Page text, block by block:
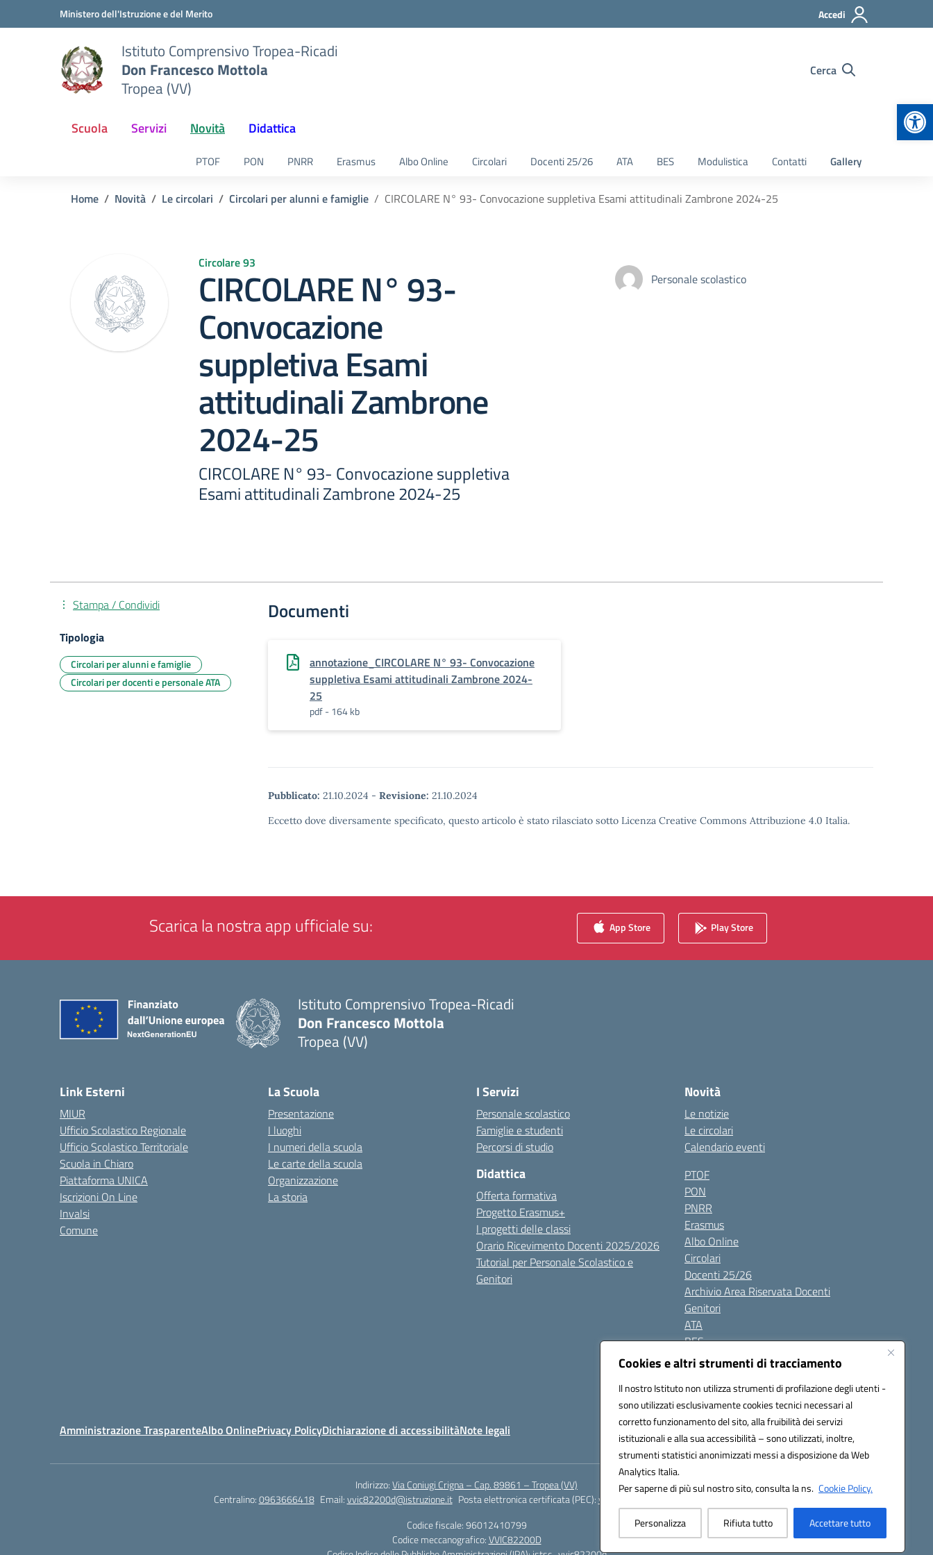
Cookies e altri strumenti di tracciamento
Il nostro Istituto non utilizza strumenti di profilazione degli utenti -
sono utilizzati esclusivamente cookies tecnici necessari al
corretto funzionamento del sito, alla fruibilità dei servizi
istituzionali e alla sua accessibilità – sono utilizzati, inoltre,
strumenti statistici anonimizzati messi a disposizione da Web
Analytics Italia.
Per saperne di più sul nostro sito, consulta la ns. Cookie Policy.
Personalizza Rifiuta tutto Accettare tutto
Vai ai contenuti
Vai al menu di navigazioneMinistero dell'Istruzione e del Merito Accedi
Istituto Comprensivo Tropea-Ricadi
Don Francesco Mottola
Tropea (VV)
Cerca
Scuola Servizi Novità Didattica
PTOF PON PNRR Erasmus Albo Online Circolari Docenti 25/26 ATA BES Modulistica Contatti Gallery
Home Novità Le circolari Circolari per alunni e famiglie CIRCOLARE N° 93- Convocazione suppletiva Esami attitudinali Zambrone 2024-25
Circolare 93
CIRCOLARE N° 93-
Convocazione
suppletiva Esami
attitudinali Zambrone
2024-25
CIRCOLARE N° 93- Convocazione suppletiva
Esami attitudinali Zambrone 2024-25
Personale scolastico
Documenti
annotazione_CIRCOLARE N° 93- Convocazione
suppletiva Esami attitudinali Zambrone 2024-
25
pdf - 164 kb
Pubblicato: 21.10.2024 - Revisione: 21.10.2024
Eccetto dove diversamente specificato, questo articolo è stato rilasciato sotto Licenza Creative Commons Attribuzione 4.0 Italia.
Stampa / Condividi
Tipologia
Circolari per alunni e famiglie
Circolari per docenti e personale ATA
Scarica la nostra app ufficiale su: App Store Play Store
Istituto Comprensivo Tropea-Ricadi
Don Francesco Mottola
Tropea (VV)
Link Esterni
MIUR
Ufficio Scolastico Regionale
Ufficio Scolastico Territoriale
Scuola in Chiaro
Piattaforma UNICA
Iscrizioni On Line
Invalsi
Comune
La Scuola
Presentazione
I luoghi
I numeri della scuola
Le carte della scuola
Organizzazione
La storia
I Servizi
Personale scolastico
Famiglie e studenti
Percorsi di studio
Didattica
Offerta formativa
Progetto Erasmus+
I progetti delle classi
Orario Ricevimento Docenti 2025/2026
Tutorial per Personale Scolastico e
Genitori
Novità
Le notizie
Le circolari
Calendario eventi
PTOF
PON
PNRR
Erasmus
Albo Online
Circolari
Docenti 25/26
Archivio Area Riservata Docenti
Genitori
ATA
BES
Modulistica
Gallery
Amministrazione TrasparenteAlbo OnlinePrivacy PolicyDichiarazione di accessibilitàNote legali
Indirizzo:Via Coniugi Crigna – Cap. 89861 – Tropea (VV)
Centralino:0963666418 Email:vvic82200d@istruzione.it Posta elettronica certificata (PEC):vvic82200d@pec.istruzione.it
Codice fiscale: 96012410799
Codice meccanografico:VVIC82200D